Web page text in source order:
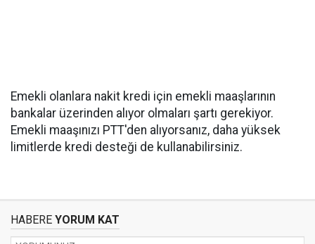
Emekli olanlara nakit kredi için emekli maaşlarının
bankalar üzerinden alıyor olmaları şartı gerekiyor.
Emekli maaşınızı PTT'den alıyorsanız, daha yüksek
limitlerde kredi desteği de kullanabilirsiniz.
HABERE YORUM KAT